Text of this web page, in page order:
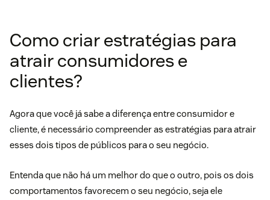
Como criar estratégias para
atrair consumidores e
clientes?
Agora que você já sabe a diferença entre consumidor e
cliente, é necessário compreender as estratégias para atrair
esses dois tipos de públicos para o seu negócio.
Entenda que não há um melhor do que o outro, pois os dois
comportamentos favorecem o seu negócio, seja ele